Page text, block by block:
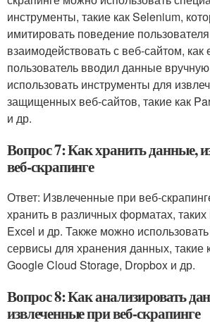
инструменты, такие как Selenium,
имитировать поведение
взаимодействовать с веб-сайтом, как
пользователь вводил данные
использовать инструменты для
защищенных веб-сайтов, такие как
и др.
Вопрос 7: Как хранить данные,
веб-скрапинге
Ответ: Извлеченные при веб-
хранить в различных форматах, таких
Excel и др. Также можно
сервисы для хранения данных, такие
Google Cloud Storage, Dropbox и др.
Вопрос 8: Как анализировать
извлеченные при веб-скрапинге